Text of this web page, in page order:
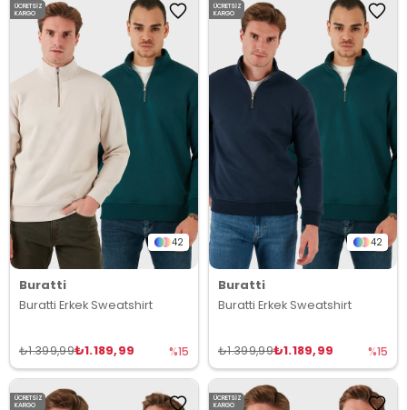
42
Buratti
Buratti Erkek Sweatshirt
₺1.189,99
₺1.399,99 %15
ÜCRETSIZ
KARGO
42
Buratti
Buratti Erkek Sweatshirt
₺1.189,99
₺1.399,99 %15
ÜCRETSIZ
KARGO
ÜCRETSIZ
KARGO
ÜCRETSIZ
KARGO